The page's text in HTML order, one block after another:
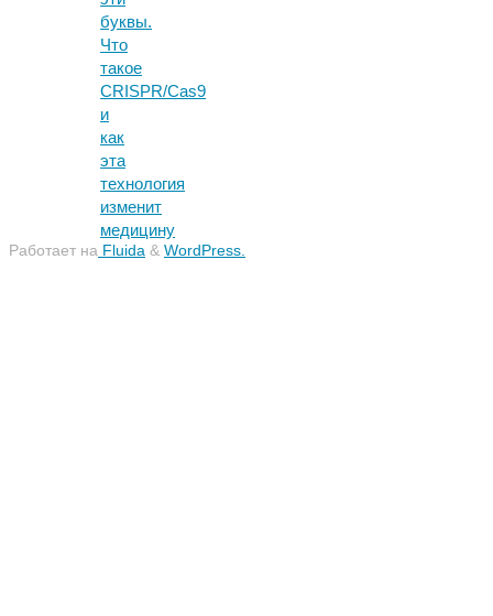
буквы.
Что
такое
CRISPR/Cas9
и
как
эта
технология
изменит
медицину
Работает на Fluida & WordPress.